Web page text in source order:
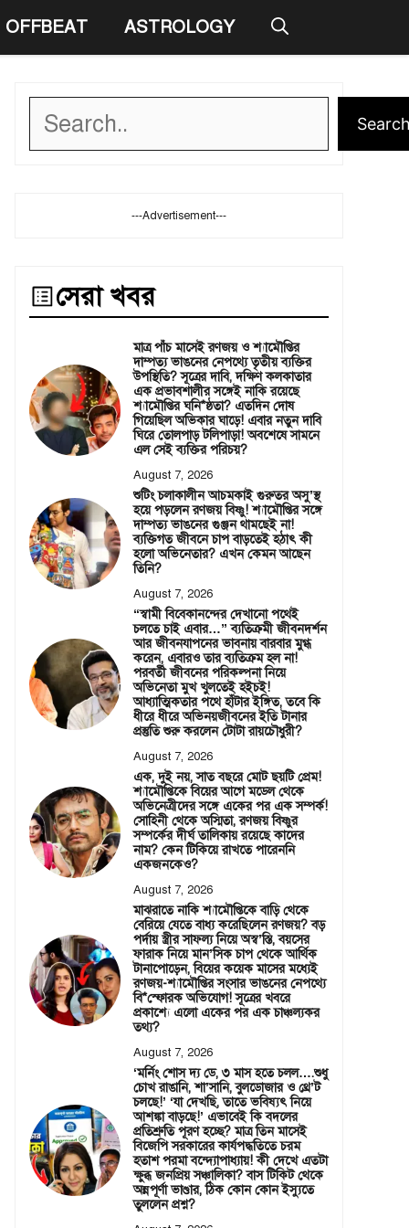
OFFBEAT ASTROLOGY
Search
---Advertisement---
সেরা খবর
মাত্র পাঁচ মাসেই রণজয় ও শ্যামৌপ্তির
দাম্পত্য ভাঙনের নেপথ্যে তৃতীয় ব্যক্তির
উপস্থিতি? সূত্রের দাবি, দক্ষিণ কলকাতার
এক প্রভাবশালীর সঙ্গেই নাকি রয়েছে
শ্যামৌপ্তির ঘনি*ষ্ঠতা? এতদিন দোষ
গিয়েছিল অভিকার ঘাড়ে! এবার নতুন দাবি
ঘিরে তোলপাড় টলিপাড়া! অবশেষে সামনে
এল সেই ব্যক্তির পরিচয়?
August 7, 2026
শুটিং চলাকালীন আচমকাই গুরুতর অসু’স্থ
হয়ে পড়লেন রণজয় বিষ্ণু! শ্যামৌপ্তির সঙ্গে
দাম্পত্য ভাঙনের গুঞ্জন থামছেই না!
ব্যক্তিগত জীবনে চাপ বাড়তেই হঠাৎ কী
হলো অভিনেতার? এখন কেমন আছেন
তিনি?
August 7, 2026
“স্বামী বিবেকানন্দের দেখানো পথেই
চলতে চাই এবার…” ব্যতিক্রমী জীবনদর্শন
আর জীবনযাপনের ভাবনায় বারবার মুগ্ধ
করেন, এবারও তার ব্যতিক্রম হল না!
পরবর্তী জীবনের পরিকল্পনা নিয়ে
অভিনেতা মুখ খুলতেই হইচই!
আধ্যাত্মিকতার পথে হাঁটার ইঙ্গিত, তবে কি
ধীরে ধীরে অভিনয়জীবনের ইতি টানার
প্রস্তুতি শুরু করলেন টোটা রায়চৌধুরী?
August 7, 2026
এক, দুই নয়, সাত বছরে মোট ছয়টি প্রেম!
শ্যামৌপ্তিকে বিয়ের আগে মডেল থেকে
অভিনেত্রীদের সঙ্গে একের পর এক সম্পর্ক!
সোহিনী থেকে অস্মিতা, রণজয় বিষ্ণুর
সম্পর্কের দীর্ঘ তালিকায় রয়েছে কাদের
নাম? কেন টিকিয়ে রাখতে পারেননি
একজনকেও?
August 7, 2026
মাঝরাতে নাকি শ্যামৌপ্তিকে বাড়ি থেকে
বেরিয়ে যেতে বাধ্য করেছিলেন রণজয়? বড়
পর্দায় স্ত্রীর সাফল্য নিয়ে অস্ব’স্তি, বয়সের
ফারাক নিয়ে মান’সিক চাপ থেকে আর্থিক
টানাপোড়েন, বিয়ের কয়েক মাসের মধ্যেই
রণজয়-শ্যামৌপ্তির সংসার ভাঙনের নেপথ্যে
বি*স্ফোরক অভিযোগ! সূত্রের খবরে
প্রকাশ্যে এলো একের পর এক চাঞ্চল্যকর
তথ্য?
August 7, 2026
‘মর্নিং শোস দ্য ডে, ৩ মাস হতে চলল….শুধু
চোখ রাঙানি, শা’সানি, বুলডোজার ও থ্রে’ট
চলছে!’ ‘যা দেখছি, তাতে ভবিষ্যৎ নিয়ে
আশঙ্কা বাড়ছে!’ এভাবেই কি বদলের
প্রতিশ্রুতি পূরণ হচ্ছে? মাত্র তিন মাসেই
বিজেপি সরকারের কার্যপদ্ধতিতে চরম
হতাশ পরমা বন্দ্যোপাধ্যায়! কী দেখে এতটা
ক্ষুব্ধ জনপ্রিয় সঞ্চালিকা? বাস টিকিট থেকে
অন্নপূর্ণা ভাণ্ডার, ঠিক কোন কোন ইস্যুতে
তুললেন প্রশ্ন?